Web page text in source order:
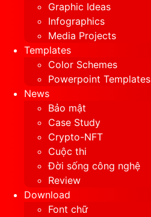
Graphic Ideas
Infographics
Media Projects
Templates
Color Schemes
Powerpoint Templates
News
Bảo mật
Case Study
Crypto-NFT
Cuộc thi
Đời sống công nghệ
Review
Download
Font chữ